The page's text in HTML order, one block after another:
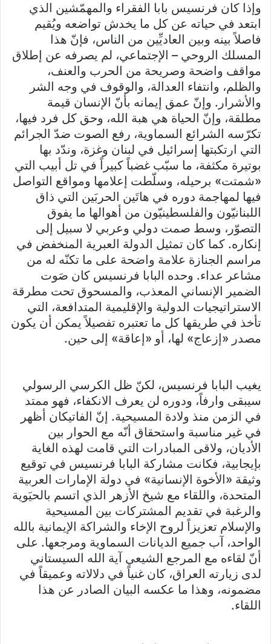
وإذا كان فرنسيس بابا الفقراء والمهمّشين الذي
ابتعد في حياته عن كل ما يخدش تواضعه ويُقيم
فاصلاً بينه وبين العاديِّين من الناس، فإنّ هذا
المسلك الروحي – الإجتماعي، لم يصرفه عن إطلاق
مواقف واضحة وصريحة من الحرب والعنف،
والظلم، وانتفاء العدالة، والوقوف في وجه الشر
والأشرار. وإنّ عمق إيمانه بأنّ الإنسان قيمة
مطلقة، وإنّ الحياة هي هبة الله، وحق كل فرد فيها،
تكرّسه الشرائع السماوية، رفع الصوت ضدّ الجرائم
التي ارتكبتها إسرائيل في لبنان وغزة، وندّد بها
بوتيرة مكثفة، ما سبّب غضباً كبيراً في تل أبيب التي
«شمتت» برحيله، وسلّطت إعلامها ومواقع التواصل
فيها لمهاجمة دوره في هاتَين الحربَين التي ذاق
اللبنانيّون والفلسطينيّون من أهوالها ما يفوق
التصوّر، وسط صمت دولي وعربي لا سبيل إلى
إنكاره. كما كان تمثيل الدولة العبرية المنخفض في
مراسم الجنازة علامة واضحة على ما تكنّه له من
مشاعر عداء. وحده البابا فرنسيس كان صَوت
الضمير الإنساني المعذب، والمسحوق تحت مطرقة
الاستراتيجيات الدولية والإقليمية المتدافعة، التي
تأخذ في طريقها كل ما تعتبره تفصيلاً يمكن أن يكون
مصدر «إزعاج» لها، أو «إعاقة» إلى حين.
يغيب البابا فرنسيس، لكنّ ظل الكرسي الرسولي
سيبقى وارفاً، ودوره لن يعرف الانكفاء، فهو ممتد
في الزمن منذ ولادة المسيحية. إنّ الفاتيكان أظهر
في غير مناسبة واستحقاق أنّه مع الحوار بين
الأديان، ولاقى المبادرات التي قامت لهذه الغاية
بإيجابية، فكانت مشاركة البابا فرنسيس في توقيع
وثيقة «الأخوة الإنسانية» في دولة الإمارات العربية
المتحدة، واللقاء مع شيخ الأزهر الذي اتسم بالحيَوية
والرغبة في تقديم المشتركات بين المسيحية
والإسلام تعزيزاً لروح الإخاء والشراكة الإيمانية بالله
الواحد، آب جميع الديانات السماوية ومرجعها. على
أنّ لقاءه مع المرجع الشيعي آية الله السيستاني
لدى زيارته العراق، كان غنياً في دلالاته وعميقاً في
مضمونه، وهذا ما عكسه البيان الصادر عن هذا
اللقاء.